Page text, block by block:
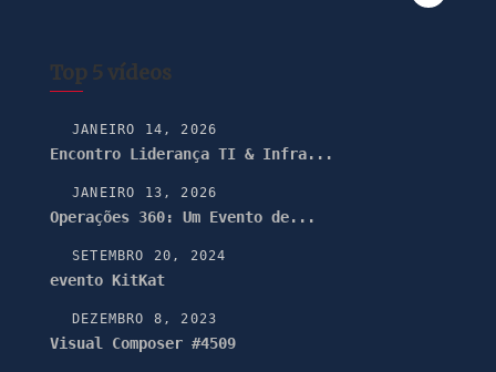
Top 5 vídeos
JANEIRO 14, 2026
Encontro Liderança TI & Infra...
JANEIRO 13, 2026
Operações 360: Um Evento de...
SETEMBRO 20, 2024
evento KitKat
DEZEMBRO 8, 2023
Visual Composer #4509